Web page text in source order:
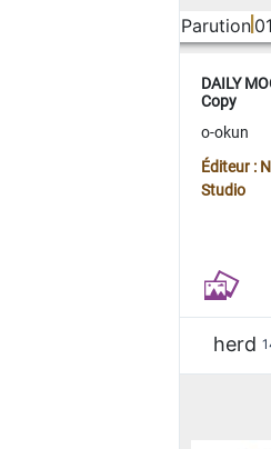
Parution
DAILY
Copy
o-okun
Éditeur :
Studio
herd